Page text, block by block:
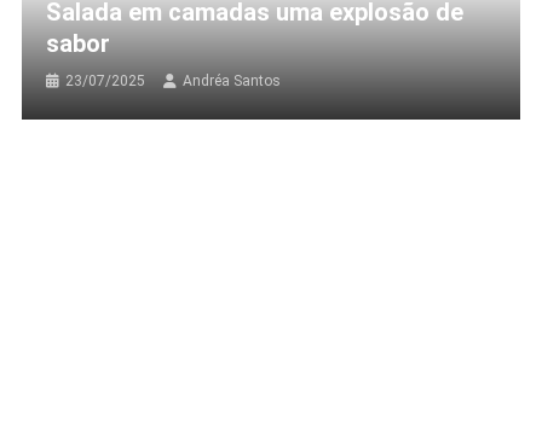
Salada em camadas uma explosão de
sabor
23/07/2025 Andréa Santos